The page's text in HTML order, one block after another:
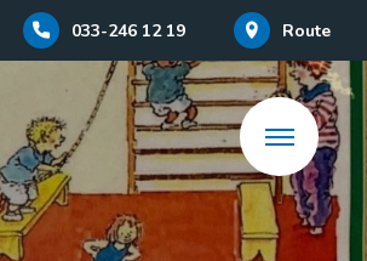
033-246 12 19 Route